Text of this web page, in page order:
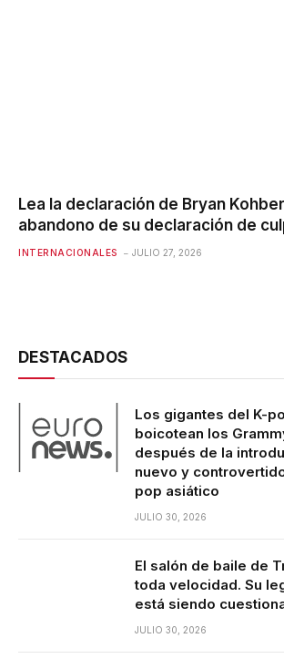
Lea la declaración de Bryan
abandono de su declaración de
INTERNACIONALES JULIO 27, 2026
DESTACADOS
Los gigantes del K-
boicotean los
después de la
nuevo y
pop asiático
JULIO 30, 2026
El salón de baile de
toda velocidad. Su
está siendo
JULIO 30, 2026